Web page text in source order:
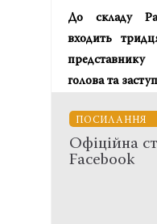
До складу
входить
голова та
ПОСИЛАННЯ
Офіційна
Facebook